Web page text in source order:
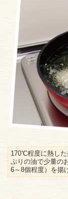
170℃程度に熱した
ぷりの油で少量の
6～8個程度）を揚